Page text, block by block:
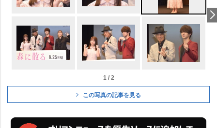
1 / 2
この写真の記事を見る